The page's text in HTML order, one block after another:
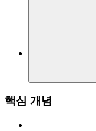
핵심 개념